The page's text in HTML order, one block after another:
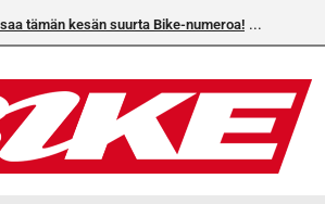
tämän kesän suurta Bike-numeroa!